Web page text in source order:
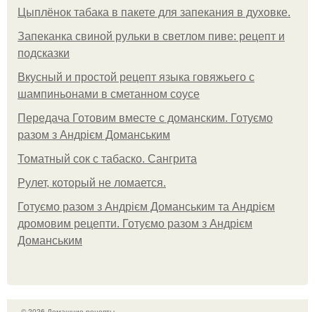
Цыплёнок табака в пакете для запекания в духовке.
Запеканка свиной рульки в светлом пиве: рецепт и
подсказки
Вкусный и простой рецепт языка говяжьего с
шампиньонами в сметанном соусе
Передача Готовим вместе с доманским. Готуємо
разом з Андрієм Доманським
Томатный сок с табаско. Сангрита
Рулет, который не ломается.
Готуємо разом з Андрієм Доманським та Андрієм
дромовим рецепти. Готуємо разом з Андрієм
Доманським